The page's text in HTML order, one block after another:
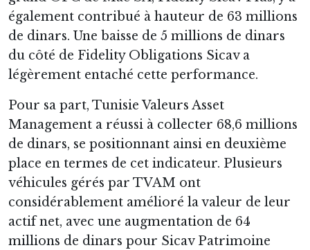
également contribué à hauteur de 63 millions
de dinars. Une baisse de 5 millions de dinars
du côté de Fidelity Obligations Sicav a
légèrement entaché cette performance.
Pour sa part, Tunisie Valeurs Asset
Management a réussi à collecter 68,6 millions
de dinars, se positionnant ainsi en deuxième
place en termes de cet indicateur. Plusieurs
véhicules gérés par TVAM ont
considérablement amélioré la valeur de leur
actif net, avec une augmentation de 64
millions de dinars pour Sicav Patrimoine